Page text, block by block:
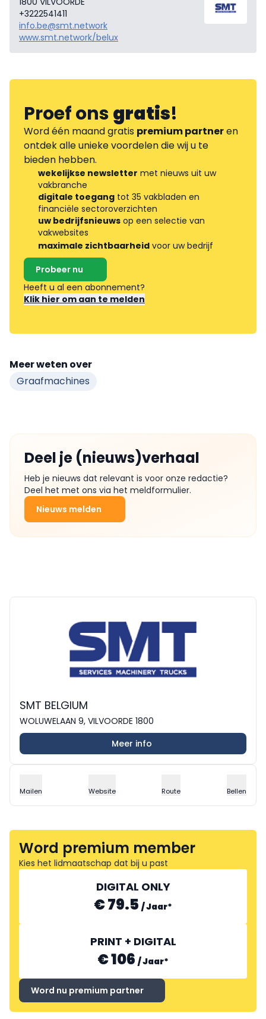
+3222541411
info.be@smt.network
www.smt.network/belux
Proef onsgratis!
Word één maand gratis premium partneren
ontdek alle unieke voordelen die wij u te
bieden hebben.
wekelijkse newsletter met nieuws uit uw
vakbranche
digitale toegang tot 35 vakbladen en
financiële sectoroverzichten
uw bedrijfsnieuws op een selectie van
vakwebsites
maximale zichtbaarheid voor uw bedrijf
Probeer nu
Heeft u al een abonnement?
Klik hier om aan te melden
Meer weten over
Graafmachines
Deel je (nieuws)verhaal
Heb je nieuws dat relevant is voor onze redactie?
Deel het met ons via het meldformulier.
Nieuws melden
SMT BELGIUM
WOLUWELAAN 9, VILVOORDE 1800
Meer info
Mailen Website Route Bellen
Word premium member
Kies het lidmaatschap dat bij u past
DIGITAL ONLY
€ 79.5 /Jaar*
PRINT + DIGITAL
€ 106 /Jaar*
Word nu premium partner